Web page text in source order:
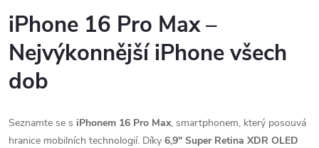
iPhone 16 Pro Max –
Nejvýkonnější iPhone všech
dob
Seznamte se s iPhonem 16 Pro Max, smartphonem, který posouvá
hranice mobilních technologií. Díky 6,9" Super Retina XDR OLED